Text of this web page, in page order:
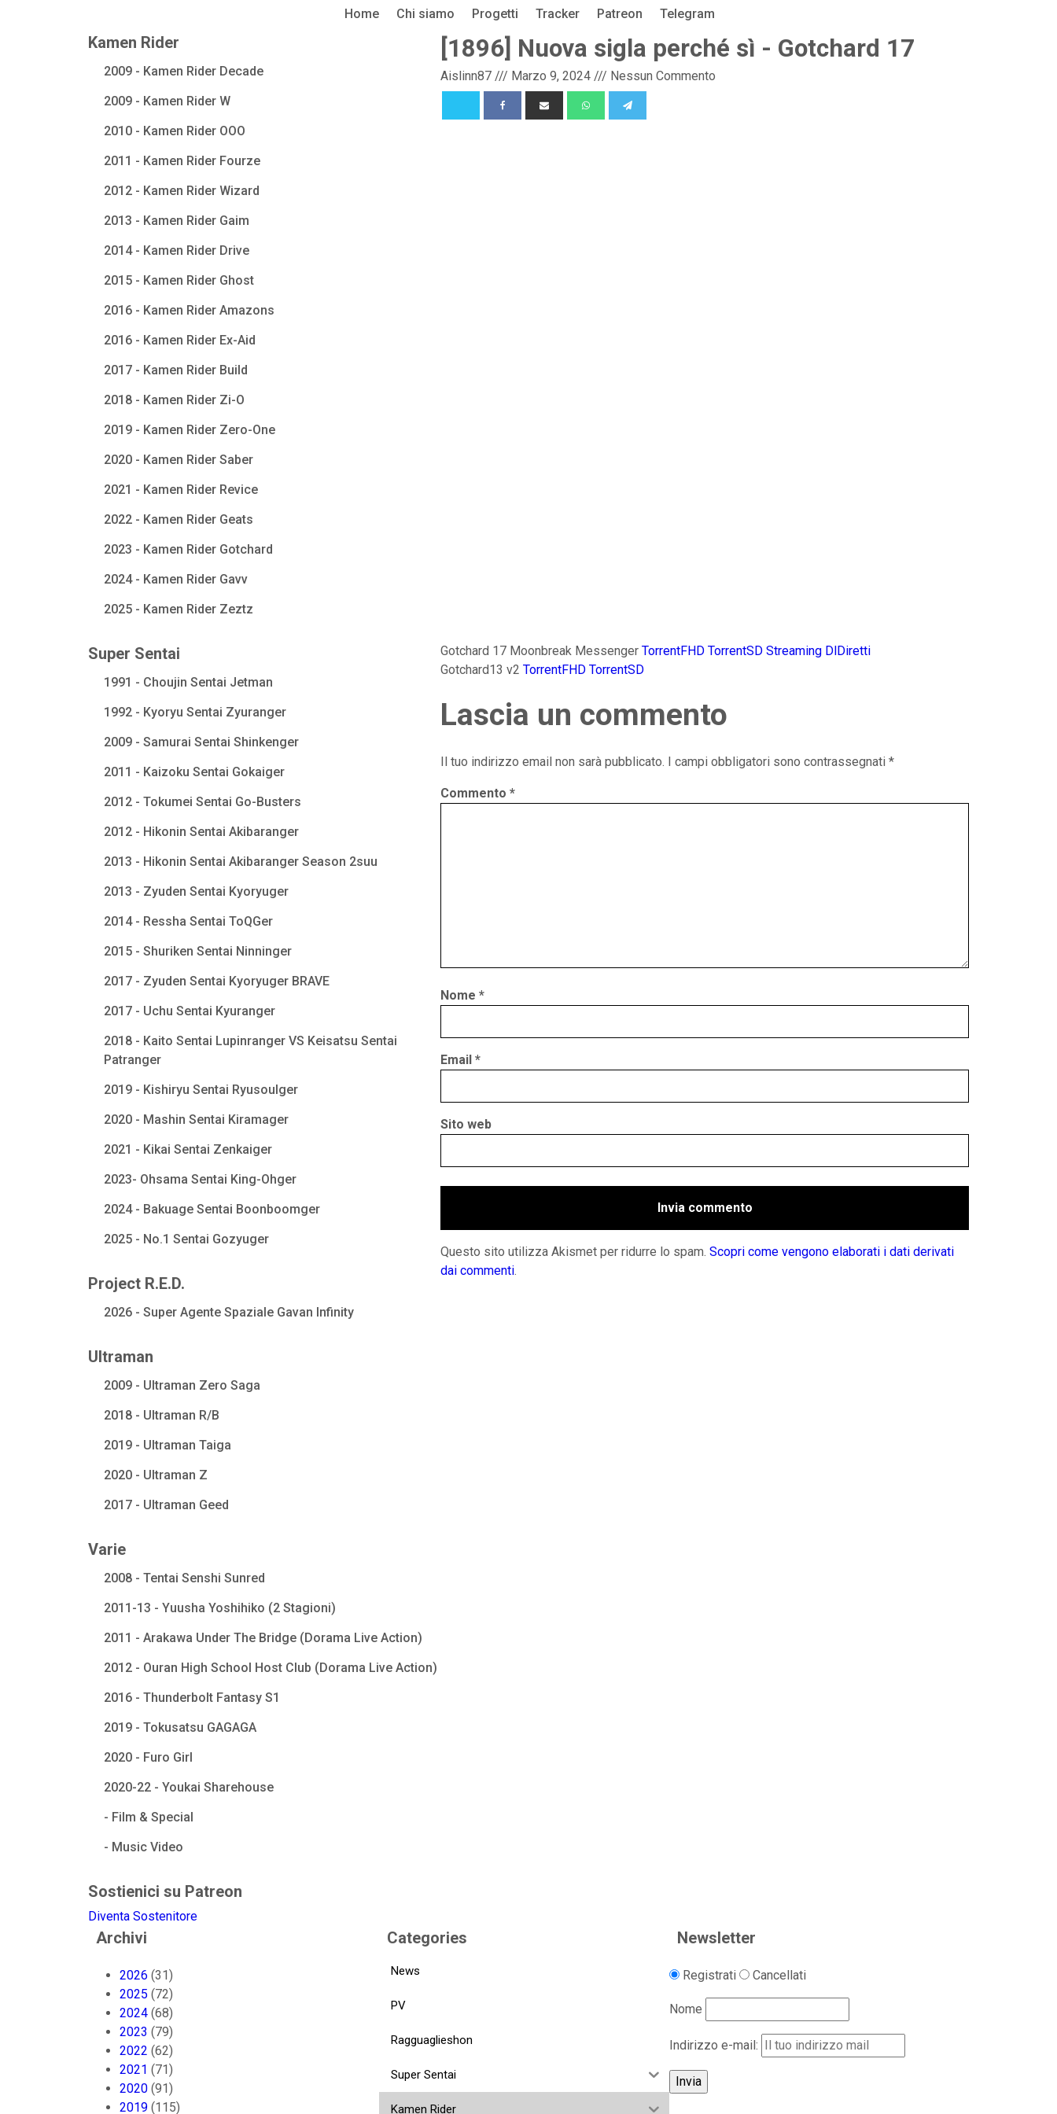
Home Chi siamo Progetti Tracker Patreon Telegram
Kamen Rider
2009 - Kamen Rider Decade
2009 - Kamen Rider W
2010 - Kamen Rider OOO
2011 - Kamen Rider Fourze
2012 - Kamen Rider Wizard
2013 - Kamen Rider Gaim
2014 - Kamen Rider Drive
2015 - Kamen Rider Ghost
2016 - Kamen Rider Amazons
2016 - Kamen Rider Ex-Aid
2017 - Kamen Rider Build
2018 - Kamen Rider Zi-O
2019 - Kamen Rider Zero-One
2020 - Kamen Rider Saber
2021 - Kamen Rider Revice
2022 - Kamen Rider Geats
2023 - Kamen Rider Gotchard
2024 - Kamen Rider Gavv
2025 - Kamen Rider Zeztz
Super Sentai
1991 - Choujin Sentai Jetman
1992 - Kyoryu Sentai Zyuranger
2009 - Samurai Sentai Shinkenger
2011 - Kaizoku Sentai Gokaiger
2012 - Tokumei Sentai Go-Busters
2012 - Hikonin Sentai Akibaranger
2013 - Hikonin Sentai Akibaranger Season 2suu
2013 - Zyuden Sentai Kyoryuger
2014 - Ressha Sentai ToQGer
2015 - Shuriken Sentai Ninninger
2017 - Zyuden Sentai Kyoryuger BRAVE
2017 - Uchu Sentai Kyuranger
2018 - Kaito Sentai Lupinranger VS Keisatsu Sentai
Patranger
2019 - Kishiryu Sentai Ryusoulger
2020 - Mashin Sentai Kiramager
2021 - Kikai Sentai Zenkaiger
2023- Ohsama Sentai King-Ohger
2024 - Bakuage Sentai Boonboomger
2025 - No.1 Sentai Gozyuger
Project R.E.D.
2026 - Super Agente Spaziale Gavan Infinity
Ultraman
2009 - Ultraman Zero Saga
2018 - Ultraman R/B
2019 - Ultraman Taiga
2020 - Ultraman Z
2017 - Ultraman Geed
Varie
2008 - Tentai Senshi Sunred
2011-13 - Yuusha Yoshihiko (2 Stagioni)
2011 - Arakawa Under The Bridge (Dorama Live Action)
2012 - Ouran High School Host Club (Dorama Live Action)
2016 - Thunderbolt Fantasy S1
2019 - Tokusatsu GAGAGA
2020 - Furo Girl
2020-22 - Youkai Sharehouse
- Film & Special
- Music Video
Sostienici su Patreon
Diventa Sostenitore
[1896] Nuova sigla perché sì - Gotchard 17
Aislinn87 /// Marzo 9, 2024 /// Nessun Commento
Gotchard 17 Moonbreak Messenger TorrentFHD TorrentSD Streaming DlDiretti
Gotchard13 v2 TorrentFHD TorrentSD
Lascia un commento
Il tuo indirizzo email non sarà pubblicato. I campi obbligatori sono contrassegnati *
Commento *
Nome *
Email *
Sito web
Questo sito utilizza Akismet per ridurre lo spam. Scopri come vengono elaborati i dati derivati
dai commenti.
Archivi
2026 (31)
2025 (72)
2024 (68)
2023 (79)
2022 (62)
2021 (71)
2020 (91)
2019 (115)
Categories
News
PV
Ragguaglieshon
Super Sentai
Kamen Rider
Newsletter
Registrati Cancellati
Nome
Indirizzo e-mail: